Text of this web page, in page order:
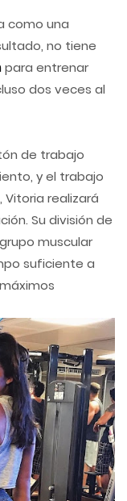
como una
no tiene
para entrenar
dos veces al
de trabajo
y el trabajo
Vitoria realizará
Su división de
muscular
suficiente a